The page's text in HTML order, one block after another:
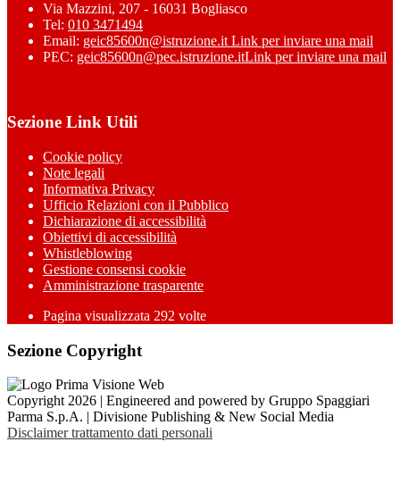
Via Mazzini, 207 - 16031 Bogliasco
Tel: 010 3471494
Email: geic85600n@istruzione.it Link per inviare una mail
PEC: geic85600n@pec.istruzione.itLink per inviare una mail
Sezione Link Utili
Cookie policy
Note legali
Informativa Privacy
Ufficio Relazioni con il Pubblico
Dichiarazione di accessibilità
Obiettivi di accessibilità
Whistleblowing
Gestione consensi cookie
Amministrazione trasparente
Pagina visualizzata 292 volte
Sezione Copyright
Copyright 2026 | Engineered and powered by Gruppo Spaggiari
Parma S.p.A. | Divisione Publishing & New Social Media
Disclaimer trattamento dati personali